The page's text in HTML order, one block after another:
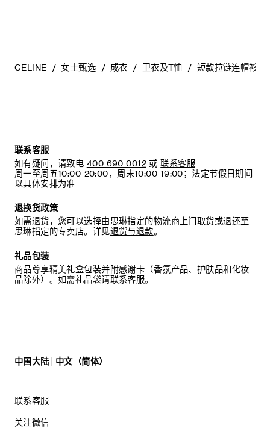
CELINE 女士甄选 成衣 卫衣及T恤 短款拉链连帽衫
联系客服
如有疑问，请致电 400 690 0012 或 联系客服
周一至周五10:00-20:00，周末10:00-19:00；法定节假日期间
以具体安排为准
退换货政策
如需退货，您可以选择由思琳指定的物流商上门取货或退还至
思琳指定的专卖店。详见退货与退款。
礼品包装
商品尊享精美礼盒包装并附感谢卡（香氛产品、护肤品和化妆
品除外）。如需礼品袋请联系客服。
中国大陆 | 中文（简体）
联系客服
关注微信